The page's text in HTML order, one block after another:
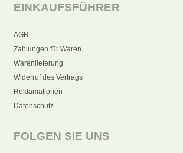
EINKAUFSFÜHRER
AGB
Zahlungen für Waren
Warenlieferung
Widerruf des Vertrags
Reklamationen
Datenschutz
FOLGEN SIE UNS